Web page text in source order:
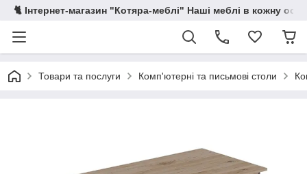
🐈 Інтернет-магазин "Котяра-меблі" Наші меблі в кожну
Товари та послуги Комп'ютерні та письмові столи